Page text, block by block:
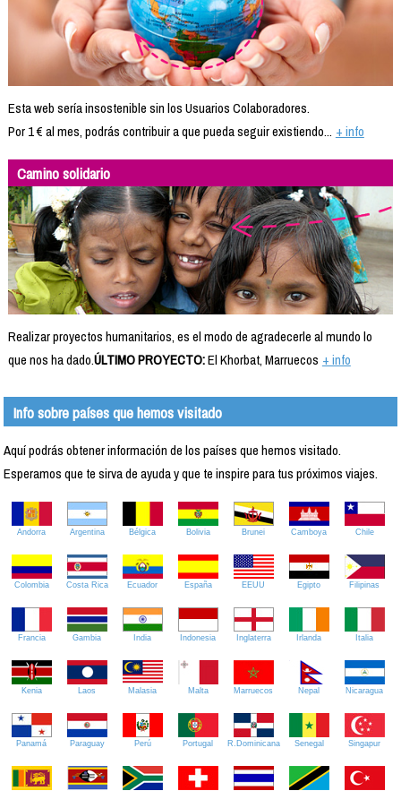
Esta web sería insostenible sin los Usuarios Colaboradores.
Por 1 € al mes, podrás contribuir a que pueda seguir existiendo... + info
Camino solidario
Realizar proyectos humanitarios, es el modo de agradecerle al mundo lo
que nos ha dado.ÚLTIMO PROYECTO:El Khorbat, Marruecos + info
Info sobre países que hemos visitado
Aquí podrás obtener información de los países que hemos visitado.
Esperamos que te sirva de ayuda y que te inspire para tus próximos viajes.
Andorra Argentina Bélgica Bolivia Brunei Camboya Chile
Colombia Costa Rica Ecuador España EEUU Egipto Filipinas
Francia Gambia India Indonesia Inglaterra Irlanda Italia
Kenia Laos Malasia Malta Marruecos Nepal Nicaragua
Panamá Paraguay Perú Portugal R.Dominicana Senegal Singapur